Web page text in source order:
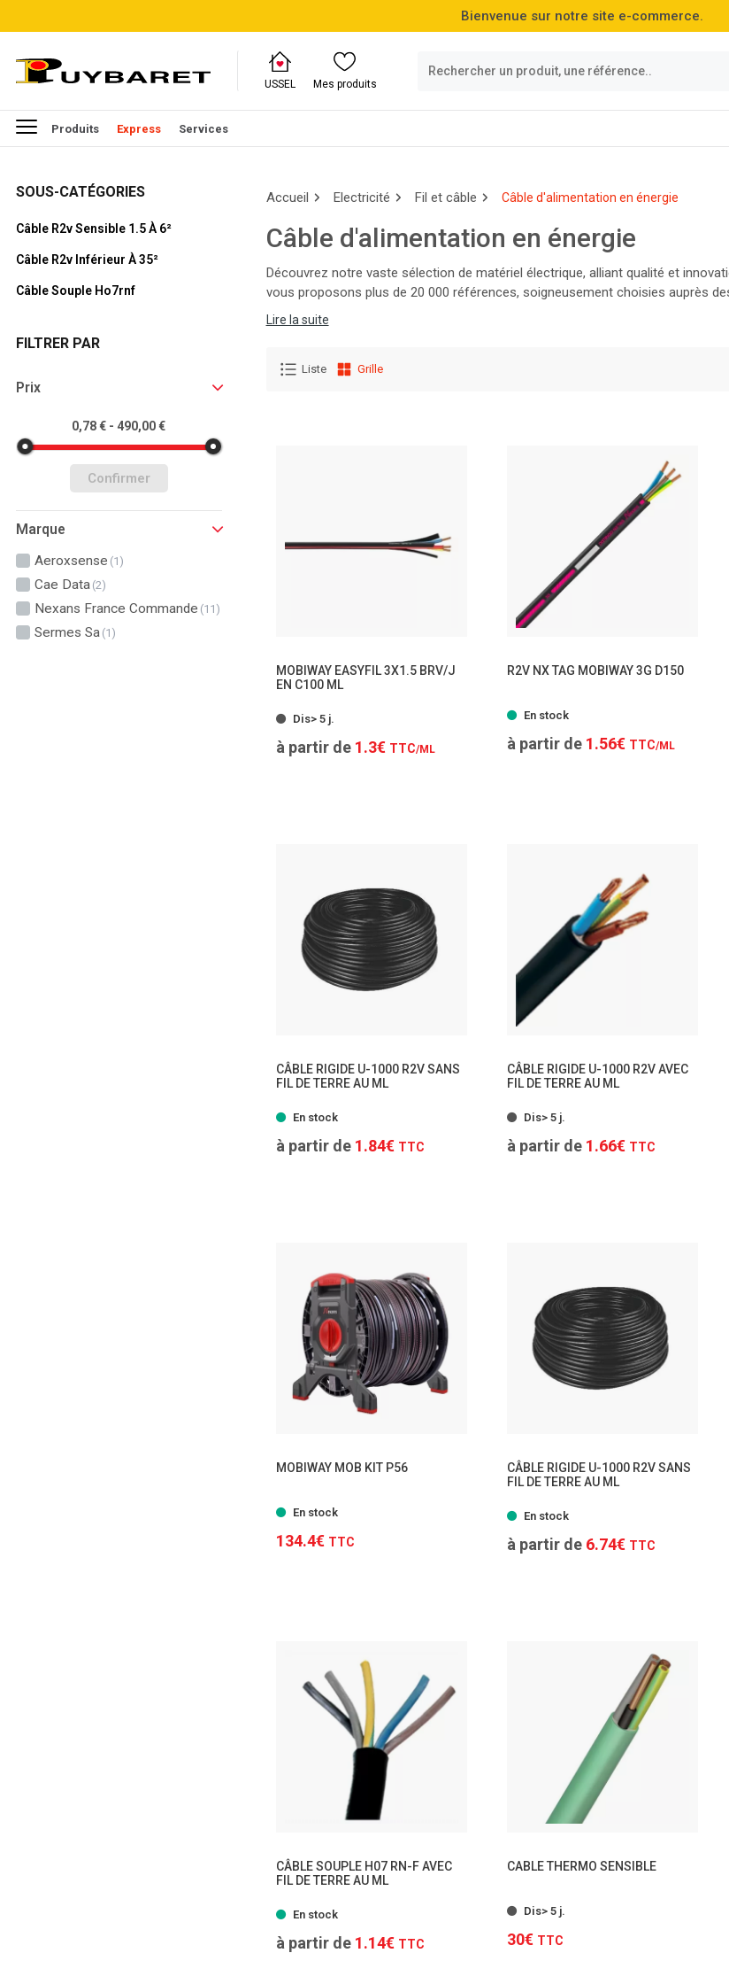
Bienvenue sur notre site e-commerce.
USSEL Mes produits
Produits Express Services
SOUS-CATÉGORIES
Câble R2v Sensible 1.5 À 6²
Câble R2v Inférieur À 35²
Câble Souple Ho7rnf
FILTRER PAR
Prix
0,78 € - 490,00 €
Confirmer
Marque
Aeroxsense (1)
Cae Data (2)
Nexans France Commande (11)
Sermes Sa (1)
Accueil Electricité Fil et câble Câble d'alimentation en énergie
Câble d'alimentation en énergie
Découvrez notre vaste sélection de matériel électrique, alliant qualité et
vous proposons plus de 20 000 références, soigneusement choisies auprès
et équipez-vous des produits les plus performants du marché !
Lire la suite
Liste Grille
/ML
MOBIWAY EASYFIL 3X1.5 BRV/J
EN C100 ML
Dis> 5 j.
à partir de 1.3€ TTC/ML
R2V NX TAG MOBIWAY 3G D150
En stock
à partir de 1.56€ TTC/ML
TTC
CÂBLE RIGIDE U-1000 R2V SANS
FIL DE TERRE AU ML
En stock
à partir de 1.84€ TTC
CÂBLE RIGIDE U-1000 R2V AVEC
FIL DE TERRE AU ML
Dis> 5 j.
à partir de 1.66€ TTC
TTC
MOBIWAY MOB KIT P56
En stock
134.4€ TTC
CÂBLE RIGIDE U-1000 R2V SANS
FIL DE TERRE AU ML
En stock
à partir de 6.74€ TTC
CÂBLE SOUPLE H07 RN-F AVEC
FIL DE TERRE AU ML
En stock
à partir de 1.14€ TTC
CABLE THERMO SENSIBLE
Dis> 5 j.
30€ TTC